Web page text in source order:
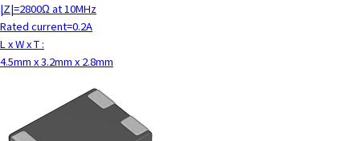
|Z|=2800Ω at 10MHz
Rated current=0.2A
L x W x T :
4.5mm x 3.2mm x 2.8mm